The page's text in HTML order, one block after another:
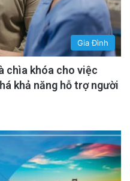
Gia Đình
chìa khóa cho việc
khả năng hỗ trợ người